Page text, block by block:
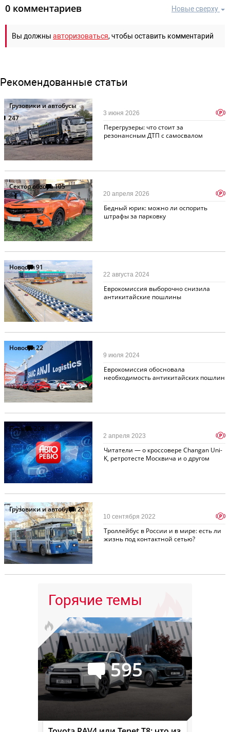
Новые сверху
0 комментариев
Вы должны авторизоваться, чтобы оставить комментарий
Рекомендованные статьи
Грузовики и автобусы
247
Перегрузеры: что стоит за
резонансным ДТП с самосвалом
3 июня 2026 p
Сектор обзора105
Бедный юрик: можно ли оспорить
штрафы за парковку
20 апреля 2026 p
Новости91
Еврокомиссия выборочно снизила
антикитайские пошлины
22 августа 2024
Новости22
Еврокомиссия обосновала
необходимость антикитайских пошлин
9 июля 2024
Письма208
Читатели — о кроссовере Changan Uni-
K, ретротесте Москвича и о другом
2 апреля 2023 p
Грузовики и автобусы20
Троллейбус в России и в мире: есть ли
жизнь под контактной сетью?
10 сентября 2022 p
Горячие темы
595